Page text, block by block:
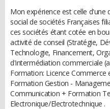
Mon expérience est celle d'une
social de sociétés Françaises
ces sociétés étant cotée en
activité de conseil (Stratégie,
Technologie, Financement,
d'intermédiation commerciale
Formation: Licence Commerce
Formation Gestion -
Communication + Formation
Electronique/Electrotechnique .